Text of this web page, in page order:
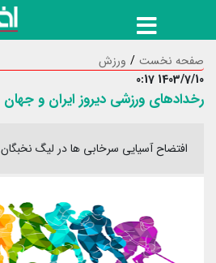
صفحه نخست
ورزش
1403/7/10 0:17
رخدادهای ورزشی دیروز ایران و جهان
افتضاح آسیایی سرخابی ها در لیگ نخبگان